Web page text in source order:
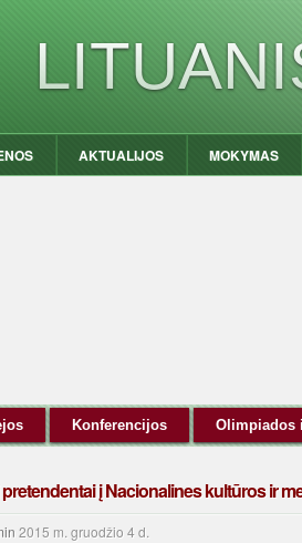
AKTUALIJOS MOKYMAS
Konferencijos Olimpiados
į Nacionalines kultūros ir
2015 m. gruodžio 4 d.